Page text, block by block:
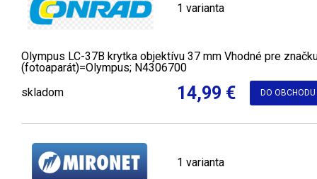
1 varianta
Olympus LC-37B krytka objektívu 37 mm Vhodné pre
(fotoaparát)=Olympus; N4306700
skladom
14,99 € DO OBCHODU
1 varianta